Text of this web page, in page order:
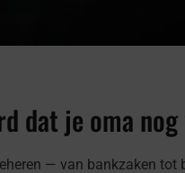
dat je oma nog
— van bankzaken